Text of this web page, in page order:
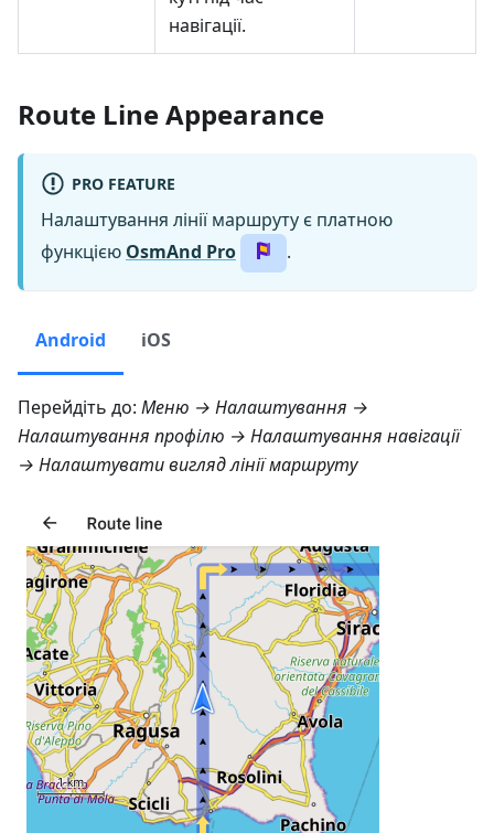
навігації.
Route Line Appearance
PRO FEATURE
Налаштування лінії маршруту є платною
функцією OsmAnd Pro .
Android iOS
Перейдіть до: Меню → Налаштування →
Налаштування профілю → Налаштування навігації
→ Налаштувати вигляд лінії маршруту